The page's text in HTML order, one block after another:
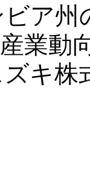
ア
業動
キ株